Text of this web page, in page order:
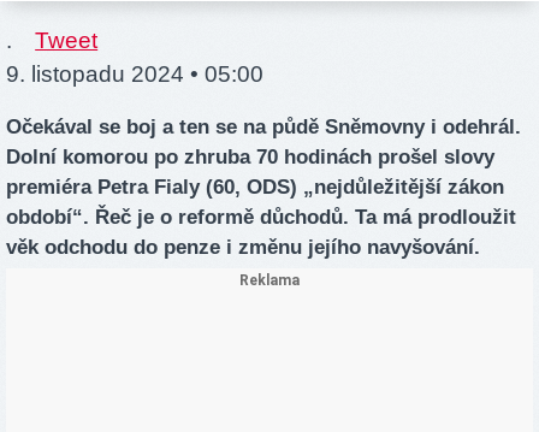
.
Tweet
9. listopadu 2024 • 05:00
Očekával se boj a ten se na půdě Sněmovny i odehrál.
Dolní komorou po zhruba 70 hodinách prošel slovy
premiéra Petra Fialy (60, ODS) „nejdůležitější zákon
období“. Řeč je o reformě důchodů. Ta má prodloužit
věk odchodu do penze i změnu jejího navyšování.